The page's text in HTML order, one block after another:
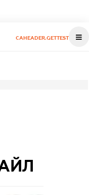
CAHEADER.GETTEST